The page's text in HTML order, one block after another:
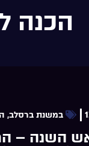
הכנה
במשנת ברסלב,
השנה –